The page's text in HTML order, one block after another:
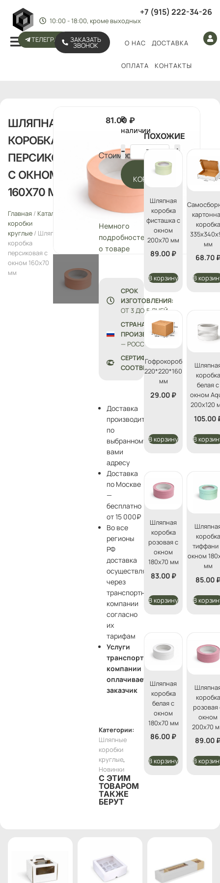
+7 (915) 222-34-26
10:00 - 18:00, кроме выходных
ТЕЛЕГРАМ ЗАКАЗАТЬ
ЗВОНОК О НАС ДОСТАВКА
ОПЛАТА КОНТАКТЫ
ШЛЯПНАЯ
КОРОБКА
ПЕРСИКОВАЯ
С ОКНОМ
160Х70 ММ
Главная / Каталог
коробки
круглые / Шляпная
коробка
персиковая с
окном 160х70
мм
Стоимость:
81.00₽
В
наличии
КОРЗИНУ
Немного
подробностей
о товаре
СРОК
ИЗГОТОВЛЕНИЯ:
ОТ 3 ДО 5 ДНЕЙ
СТРАНА
ПРОИЗВОДСТВА
— РОССИЯ
СЕРТИФИКАТЫ
СООТВЕТСТВИЯ
Доставка
производится
по
выбранному
вами
адресу
Доставка
по Москве
—
бесплатно
от 15 000₽
Во все
регионы
РФ
доставка
осуществляется
через
транспортные
компании
согласно
их
тарифам
Услуги
транспортной
компании
оплачивает
заказчик
Категории:
Шляпные
коробки
круглые,
Новинки
С ЭТИМ
ТОВАРОМ
ТАКЖЕ
БЕРУТ
ПОХОЖИЕ
Шляпная
коробка
фисташка с
окном
200х70 мм
89.00 ₽
В корзину
коробка
мм
68.70
В
Гофрокороб
220*220*160
мм
29.00 ₽
В корзину
коробка
белая с
окном
200х120
105.00
В
Шляпная
коробка
розовая с
окном
180х70 мм
83.00 ₽
В корзину
коробка
тиффани
окном
мм
85.00
В
Шляпная
коробка
белая с
окном
180х70 мм
86.00 ₽
В корзину
коробка
розовая
окном
200х70
89.00
В